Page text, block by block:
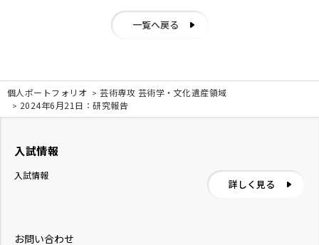
一覧へ戻る
個人ポートフォリオ
芸術専攻 芸術学・文化遺産領域
2024年6月21日：研究報告
お問い合わせ
入試情報
入試情報
詳しく見る